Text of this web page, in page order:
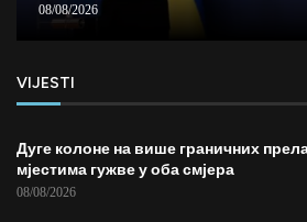
08/08/2026
VIJESTI
Дуге колоне на више граничних
мјестима гужве у оба смјера
08/08/2026